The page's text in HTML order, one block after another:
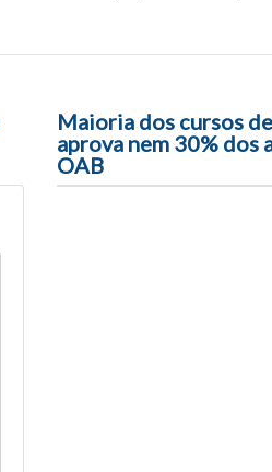
Maioria dos cursos
aprova nem 30% dos
OAB